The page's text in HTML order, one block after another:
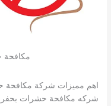
اهم مميزات شركة مكافحة
شركه مكافحة حشرات بحفر